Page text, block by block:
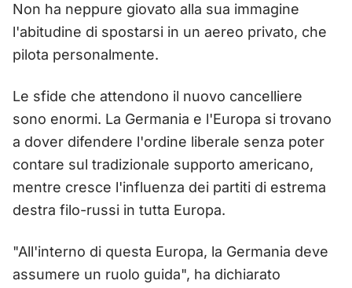
Non ha neppure giovato alla sua immagine
l'abitudine di spostarsi in un aereo privato, che
pilota personalmente.
Le sfide che attendono il nuovo cancelliere
sono enormi. La Germania e l'Europa si trovano
a dover difendere l'ordine liberale senza poter
contare sul tradizionale supporto americano,
mentre cresce l'influenza dei partiti di estrema
destra filo-russi in tutta Europa.
"All'interno di questa Europa, la Germania deve
assumere un ruolo guida", ha dichiarato